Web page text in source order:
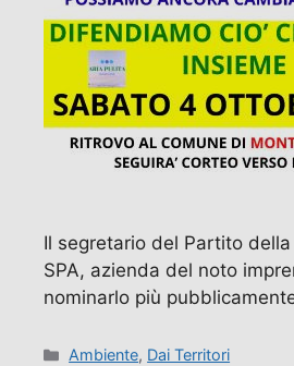
Il segretario del Partito
SPA, azienda del noto
nominarlo più
Categorie
Ambiente, Dai Territori